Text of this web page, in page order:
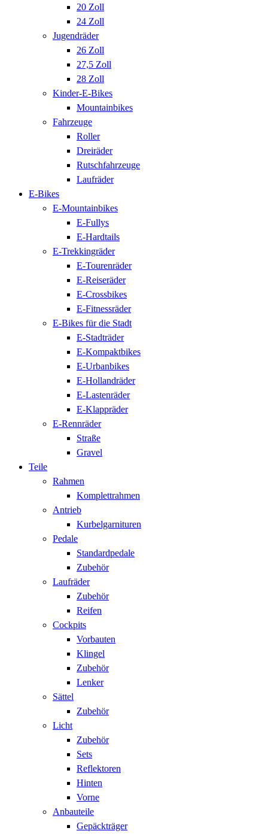
20 Zoll
24 Zoll
Jugendräder
26 Zoll
27,5 Zoll
28 Zoll
Kinder-E-Bikes
Mountainbikes
Fahrzeuge
Roller
Dreiräder
Rutschfahrzeuge
Laufräder
E-Bikes
E-Mountainbikes
E-Fullys
E-Hardtails
E-Trekkingräder
E-Tourenräder
E-Reiseräder
E-Crossbikes
E-Fitnessräder
E-Bikes für die Stadt
E-Stadträder
E-Kompaktbikes
E-Urbanbikes
E-Hollandräder
E-Lastenräder
E-Klappräder
E-Rennräder
Straße
Gravel
Teile
Rahmen
Komplettrahmen
Antrieb
Kurbelgarnituren
Pedale
Standardpedale
Zubehör
Laufräder
Zubehör
Reifen
Cockpits
Vorbauten
Klingel
Zubehör
Lenker
Sättel
Zubehör
Licht
Zubehör
Sets
Reflektoren
Hinten
Vorne
Anbauteile
Gepäckträger